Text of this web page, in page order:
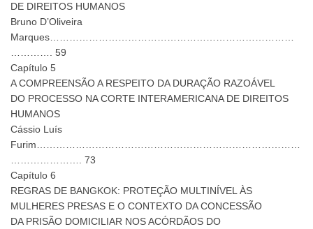
DE DIREITOS HUMANOS
Bruno D’Oliveira
Marques…………………………………………………………………
…………. 59
Capítulo 5
A COMPREENSÃO A RESPEITO DA DURAÇÃO RAZOÁVEL
DO PROCESSO NA CORTE INTERAMERICANA DE DIREITOS
HUMANOS
Cássio Luís
Furim………………………………………………………………………
…………………. 73
Capítulo 6
REGRAS DE BANGKOK: PROTEÇÃO MULTINÍVEL ÀS
MULHERES PRESAS E O CONTEXTO DA CONCESSÃO
DA PRISÃO DOMICILIAR NOS ACÓRDÃOS DO